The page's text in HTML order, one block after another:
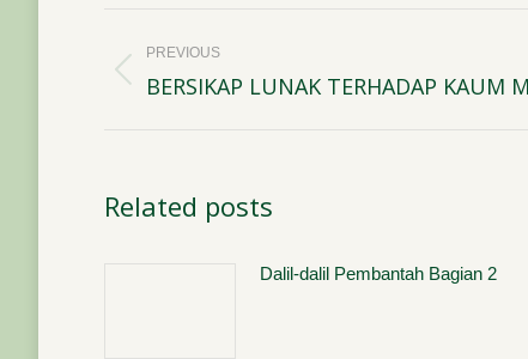
Post
navigation
PREVIOUS
Previous
BERSIKAP LUNAK TERHADAP KAUM
Related posts
Dalil-dalil Pembantah Bagian 2